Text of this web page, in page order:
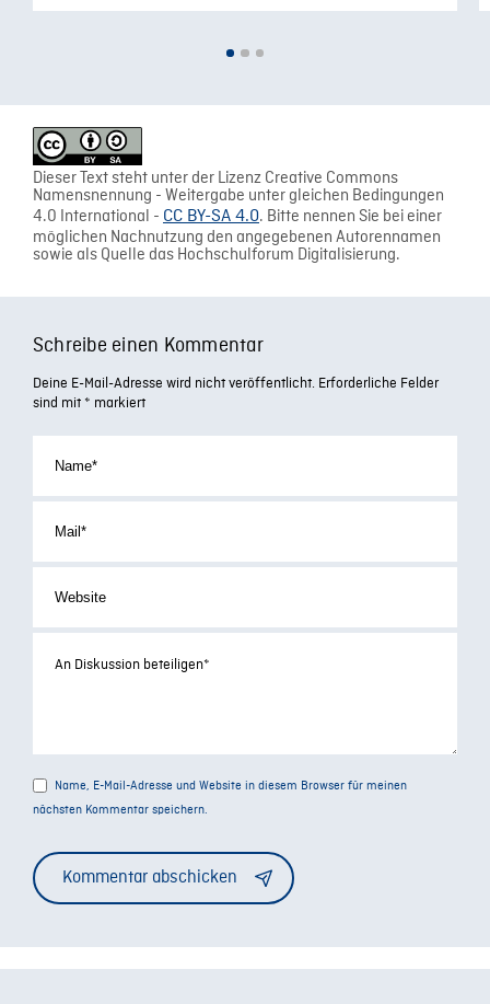
Dieser Text steht unter der Lizenz Creative Commons
Namensnennung - Weitergabe unter gleichen Bedingungen
4.0 International - CC BY-SA 4.0. Bitte nennen Sie bei einer
möglichen Nachnutzung den angegebenen Autorennamen
sowie als Quelle das Hochschulforum Digitalisierung.
Schreibe einen Kommentar
Deine E-Mail-Adresse wird nicht veröffentlicht. Erforderliche Felder
sind mit * markiert
Name, E-Mail-Adresse und Website in diesem Browser für meinen
nächsten Kommentar speichern.